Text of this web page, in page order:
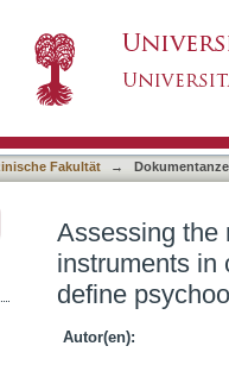
may
Fakultät →
Assessing the
instruments in
define
Autor(en):